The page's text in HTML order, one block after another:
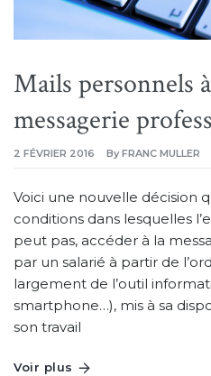
Mails personnels
messagerie
2 FÉVRIER 2016 By FRANC MULLER
Voici une nouvelle décision
conditions dans lesquelles
peut pas, accéder à la
par un salarié à partir de
largement de l’outil
smartphone…), mis à sa
son travail
Voir plus